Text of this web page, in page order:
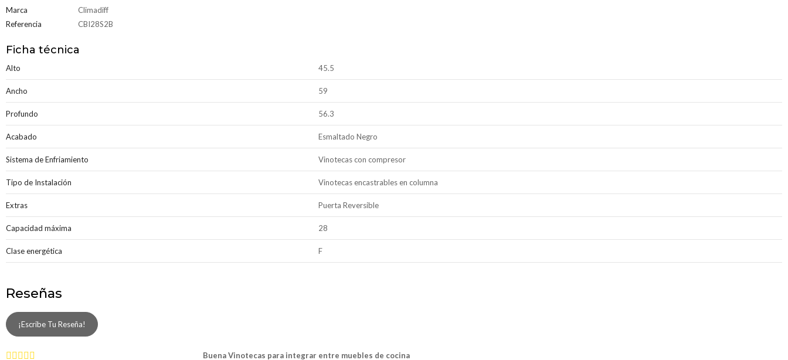
Marca
Climadiff
Referencia
CBI28S2B
Ficha técnica
Alto 45.5
Ancho 59
Profundo 56.3
Acabado Esmaltado Negro
Sistema de Enfriamiento Vinotecas con compresor
Tipo de Instalación Vinotecas encastrables en columna
Extras Puerta Reversible
Capacidad máxima 28
Clase energética F
Reseñas
¡Escribe Tu Reseña!
Buena Vinotecas para integrar entre muebles de cocina